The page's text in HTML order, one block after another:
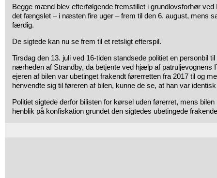
Begge mænd blev efterfølgende fremstillet i grundlovsforhør ved
det fængslet – i næsten fire uger – frem til den 6. august, mens
færdig.
De sigtede kan nu se frem til et retsligt efterspil.
Tirsdag den 13. juli ved 16-tiden standsede politiet en personbil
nærheden af Strandby, da betjente ved hjælp af patruljevognens
ejeren af bilen var ubetinget frakendt førerretten fra 2017 til og
henvendte sig til føreren af bilen, kunne de se, at han var
Politiet sigtede derfor bilisten for kørsel uden førerret, mens
henblik på konfiskation grundet den sigtedes ubetingede